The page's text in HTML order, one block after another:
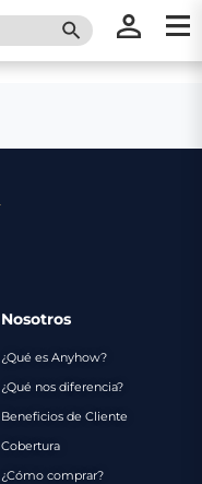
SEARCH
Nosotros
¿Qué es Anyhow?
¿Qué nos diferencia?
Beneficios de Cliente
Cobertura
¿Cómo comprar?